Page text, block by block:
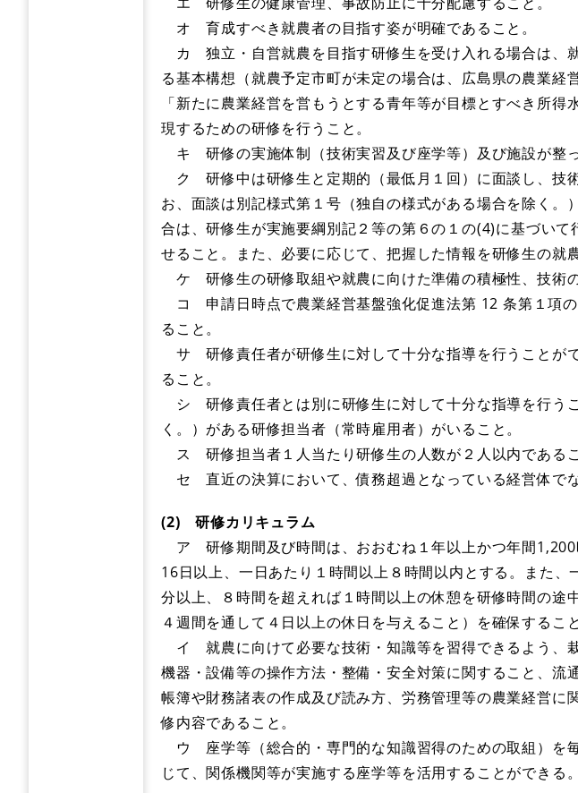
オ 育成すべき就農者の目指す姿が明確であること。
カ 独立・自営就農を目指す研修生を受け入れる場合は、
る基本構想（就農予定市町が未定の場合は、広島県の農業経
「新たに農業経営を営もうとする青年等が目標とすべき所
現するための研修を行うこと。
キ 研修の実施体制（技術実習及び座学等）及び施設が整
ク 研修中は研修生と定期的（最低月１回）に面談し、技
お、面談は別記様式第１号（独自の様式がある場合を除く
合は、研修生が実施要綱別記２等の第６の１の(4)に基づい
せること。また、必要に応じて、把握した情報を研修生の就
ケ 研修生の研修取組や就農に向けた準備の積極性、技術
コ 申請日時点で農業経営基盤強化促進法第 12 条第１項
ること。
サ 研修責任者が研修生に対して十分な指導を行うことが
ること。
シ 研修責任者とは別に研修生に対して十分な指導を行う
く。）がある研修担当者（常時雇用者）がいること。
ス 研修担当者１人当たり研修生の人数が２人以内であるこ
セ 直近の決算において、債務超過となっている経営体でな
(2) 研修カリキュラム
ア 研修期間及び時間は、おおむね１年以上かつ年間1,200
16日以上、一日あたり１時間以上８時間以内とする。また
分以上、８時間を超えれば１時間以上の休憩を研修時間の途
４週間を通して４日以上の休日を与えること）を確保すること
イ 就農に向けて必要な技術・知識等を習得できるよう、
機器・設備等の操作方法・整備・安全対策に関すること、流
帳簿や財務諸表の作成及び読み方、労務管理等の農業経営に
修内容であること。
ウ 座学等（総合的・専門的な知識習得のための取組）を
じて、関係機関等が実施する座学等を活用することができる。